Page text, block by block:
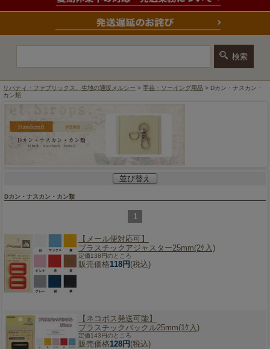
リバティ・ファブリックス、生地の通販メルシー > 手芸・ソーイング用品 > Dカン・ナスカン・
カン類
並び替え
Dカン・ナスカン・カン類
1
【メール便対応可】
プラスチックアジャスター25mm(2ｹ入)
定価138円のところ
販売価格118円(税込)
【ネコポス発送可能】
プラスチックバックル25mm(1ｹ入)
定価143円のところ
販売価格128円(税込)